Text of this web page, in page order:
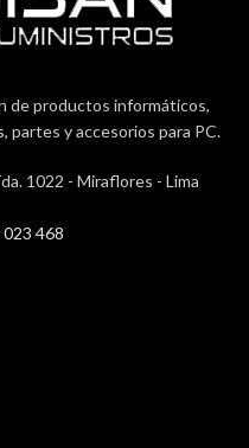
de productos informáticos,
partes y accesorios para PC.
1022 - Miraflores - Lima
468